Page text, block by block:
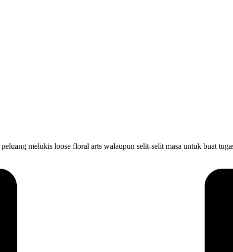
melukis loose floral arts walaupun selit-selit masa untuk buat